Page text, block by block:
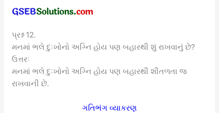
પ્રશ્ન 12.
મનમાં ભલે દુઃખોનો અગ્નિ હોય પણ બહારથી શું રાખવાનું છે?
ઉત્તરઃ
મનમાં ભલે દુઃખોનો અગ્નિ હોય પણ બહારથી શીતળતા જ
રાખવાની છે.
ગતિભંગ વ્યાકરણ